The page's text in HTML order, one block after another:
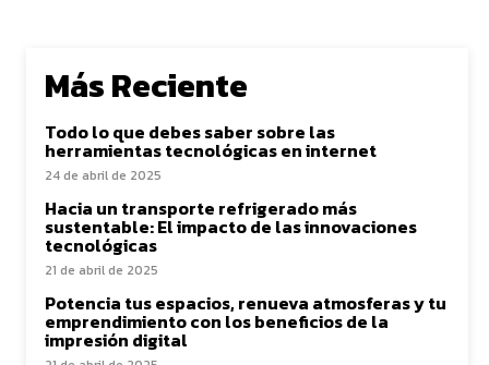
Más Reciente
Todo lo que debes saber sobre las
herramientas tecnológicas en internet
24 de abril de 2025
Hacia un transporte refrigerado más
sustentable: El impacto de las innovaciones
tecnológicas
21 de abril de 2025
Potencia tus espacios, renueva atmosferas y tu
emprendimiento con los beneficios de la
impresión digital